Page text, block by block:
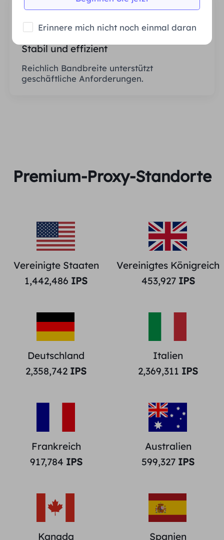
Stabil und effizient
Reichlich Bandbreite unterstützt
geschäftliche Anforderungen.
Premium-Proxy-Standorte
Vereinigte Staaten
1,442,486 IPS
Vereinigtes Königreich
453,927IPS
Deutschland
2,358,742 IPS
Italien
2,369,311 IPS
Frankreich
917,784 IPS
Australien
599,327 IPS
Kanada
Spanien
Erinnere mich nicht noch einmal daran